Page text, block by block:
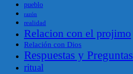
pueblo
razón
realidad
Relacion con el projimo
Relación con Dios
Respuestas y Preguntas
ritual